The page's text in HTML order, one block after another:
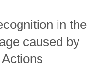
in the
caused by